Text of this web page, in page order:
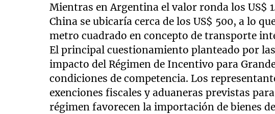
Mientras en Argentina el valor ronda los US$
China se ubicaría cerca de los US$ 500, a lo
metro cuadrado en concepto de transporte
El principal cuestionamiento planteado por
impacto del Régimen de Incentivo para
condiciones de competencia. Los
exenciones fiscales y aduaneras previstas
régimen favorecen la importación de bienes